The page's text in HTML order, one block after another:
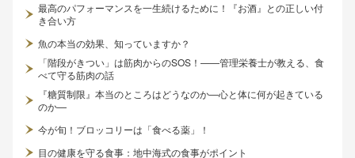
最高のパフォーマンスを一生続けるために！『お酒』との正しい付
き合い方
魚の本当の効果、知っていますか？
「階段がきつい」は筋肉からのSOS！——管理栄養士が教える、食
べて守る筋肉の話
『糖質制限』本当のところはどうなのか—心と体に何が起きている
のか—
今が旬！ブロッコリーは「食べる薬」！
目の健康を守る食事：地中海式の食事がポイント